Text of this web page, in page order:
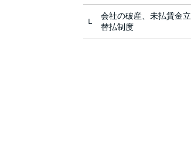
会社の破産、未払賃金立
替払制度